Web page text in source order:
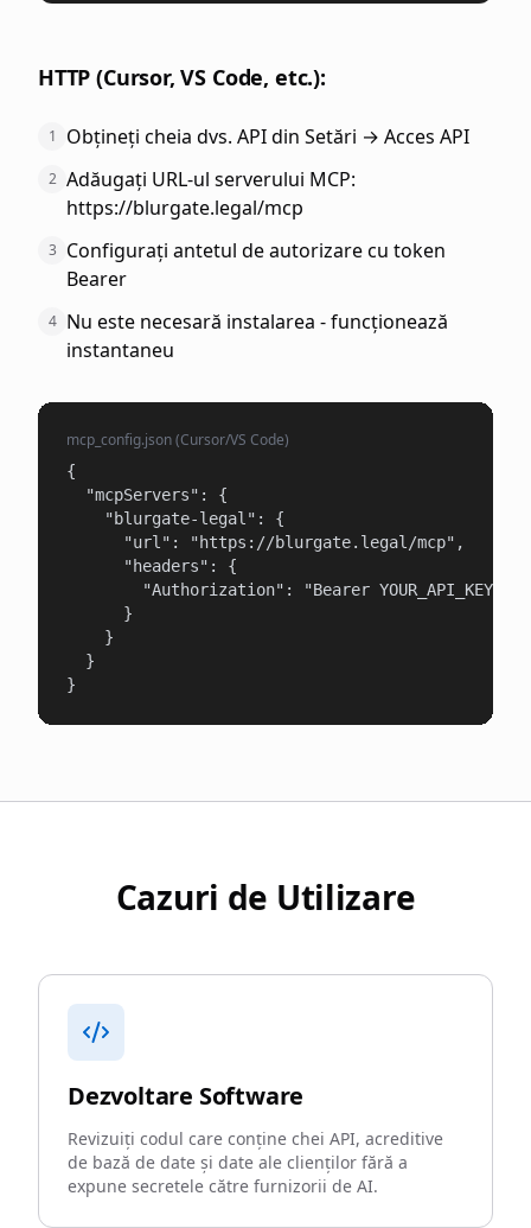
HTTP (Cursor, VS Code, etc.):
1 Obțineți cheia dvs. API din Setări → Acces API
2 Adăugați URL-ul serverului MCP:
https://blurgate.legal/mcp
3 Configurați antetul de autorizare cu token
Bearer
4 Nu este necesară instalarea - funcționează
instantaneu
mcp_config.json (Cursor/VS Code)
{
  "mcpServers": {
    "blurgate-legal": {
      "url": "https://blurgate.legal/mcp",
      "headers": {
        "Authorization": "Bearer YOUR_API_KEY"
      }
    }
  }
}
Cazuri de Utilizare
Dezvoltare Software
Revizuiți codul care conține chei API, acreditive
de bază de date și date ale clienților fără a
expune secretele către furnizorii de AI.